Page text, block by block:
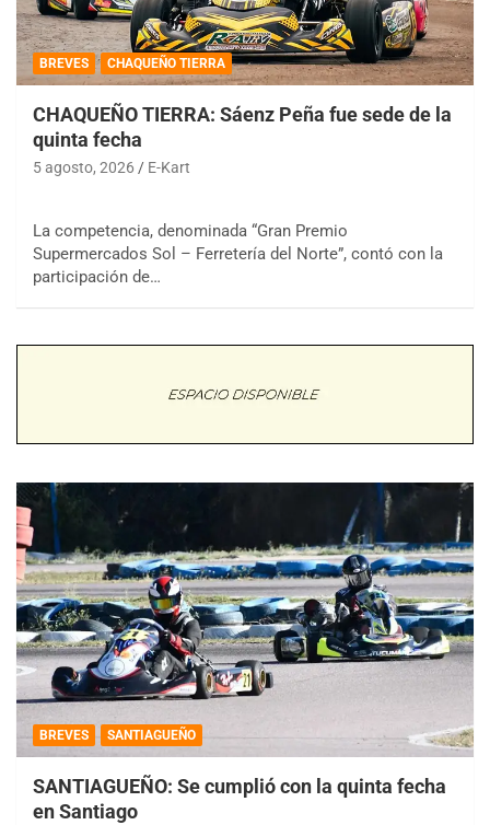
BREVES CHAQUEÑO TIERRA
CHAQUEÑO TIERRA: Sáenz Peña fue sede de la
quinta fecha
5 agosto, 2026 E-Kart
La competencia, denominada “Gran Premio
Supermercados Sol – Ferretería del Norte”, contó con la
participación de…
BREVES SANTIAGUEÑO
SANTIAGUEÑO: Se cumplió con la quinta fecha
en Santiago